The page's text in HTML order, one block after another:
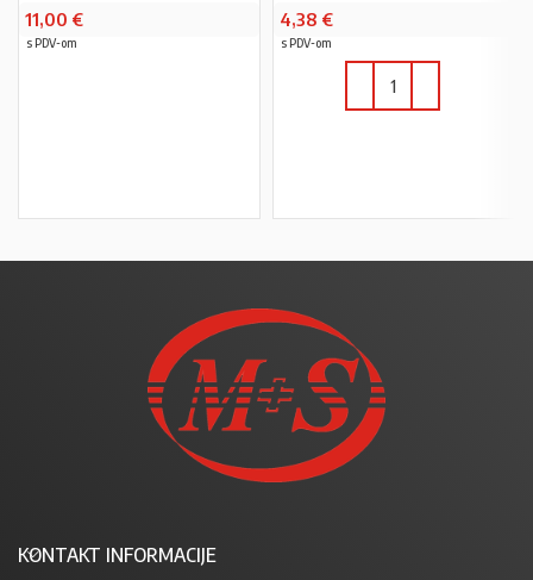
11,00 €
s PDV-om
4,38 €
s PDV-om
KONTAKT INFORMACIJE